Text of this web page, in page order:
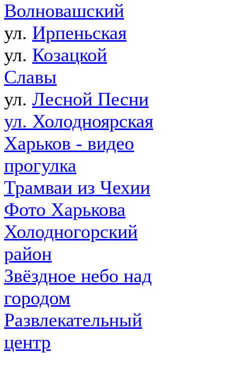
Волновашский
ул. Ирпеньская
ул. Козацкой
Славы
ул. Лесной Песни
ул. Холодноярская
Харьков - видео
прогулка
Трамваи из Чехии
Фото Харькова
Холодногорский
район
Звёздное небо над
городом
Развлекательный
центр